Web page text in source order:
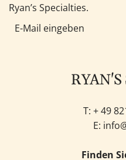
Ryan’s Specialties.
RYAN'S
T: +49
E:
Finden